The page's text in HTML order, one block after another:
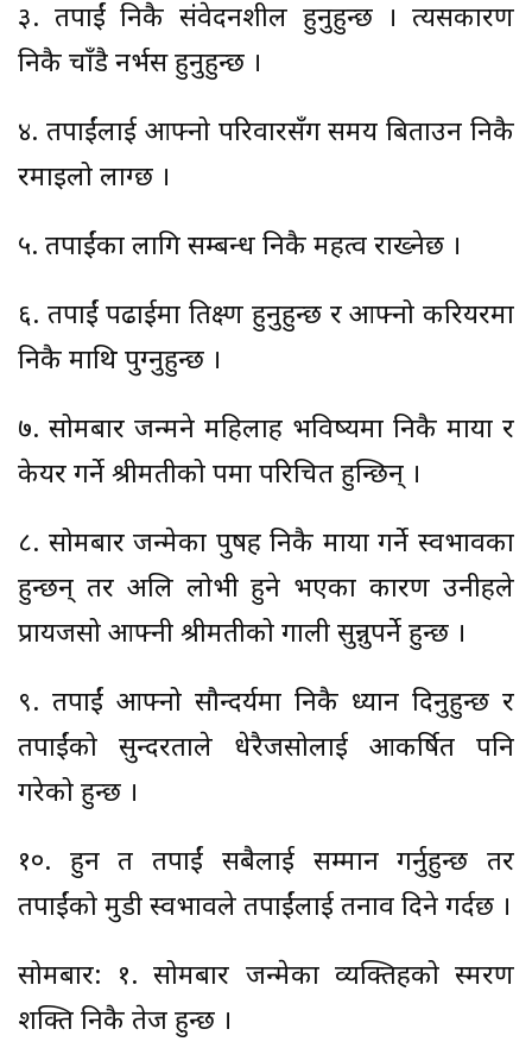
३. तपाईं निकै संवेदनशील हुनुहुन्छ । त्यसकारण
निकै चाँडै नर्भस हुनुहुन्छ ।
४. तपाईंलाई आफ्नो परिवारसँग समय बिताउन निकै
रमाइलो लाग्छ ।
५. तपाईंका लागि सम्बन्ध निकै महत्व राख्नेछ ।
६. तपाईं पढाईमा तिक्ष्ण हुनुहुन्छ र आफ्नो करियरमा
निकै माथि पुग्नुहुन्छ ।
७. सोमबार जन्मने महिलाहरु भविष्यमा निकै माया र
केयर गर्ने श्रीमतीको रुपमा परिचित हुन्छिन् ।
८. सोमबार जन्मेका पुरुषहरु निकै माया गर्ने स्वभावका
हुन्छन् तर अलि लोभी हुने भएका कारण उनीहरुले
प्रायजसो आफ्नी श्रीमतीको गाली सुन्नुपर्ने हुन्छ ।
९. तपाईं आफ्नो सौन्दर्यमा निकै ध्यान दिनुहुन्छ र
तपाईंको सुन्दरताले धेरैजसोलाई आकर्षित पनि
गरेको हुन्छ ।
१०. हुन त तपाईं सबैलाई सम्मान गर्नुहुन्छ तर
तपाईंको मुडी स्वभावले तपाईंलाई तनाव दिने गर्दछ ।
सोमबार: १. सोमबार जन्मेका व्यक्तिहरुको स्मरण
शक्ति निकै तेज हुन्छ ।